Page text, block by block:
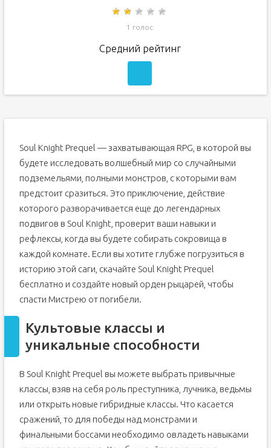
1 голос
Средний рейтинг
Soul Knight Prequel — захватывающая RPG, в которой вы
будете исследовать волшебный мир со случайными
подземельями, полными монстров, с которыми вам
предстоит сразиться. Это приключение, действие
которого разворачивается еще до легендарных
подвигов в Soul Knight, проверит ваши навыки и
рефлексы, когда вы будете собирать сокровища в
каждой комнате. Если вы хотите глубже погрузиться в
историю этой саги, скачайте Soul Knight Prequel
бесплатно и создайте новый орден рыцарей, чтобы
спасти Мистрею от погибели.
Культовые классы и
уникальные способности
В Soul Knight Prequel вы можете выбрать привычные
классы, взяв на себя роль преступника, лучника, ведьмы
или открыть новые гибридные классы. Что касается
сражений, то для победы над монстрами и
финальными боссами необходимо овладеть навыками